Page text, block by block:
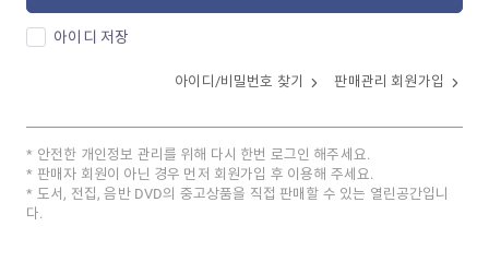
아이디 저장
아이디/비밀번호 찾기 판매관리 회원가입
안전한 개인정보 관리를 위해 다시 한번 로그인 해주세요.
판매자 회원이 아닌 경우 먼저 회원가입 후 이용해 주세요.
도서, 전집, 음반 DVD의 중고상품을 직접 판매할 수 있는 열린공간입니
다.